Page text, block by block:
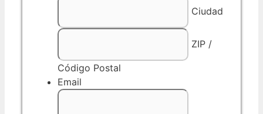
Ciudad
ZIP /
Código Postal
Email